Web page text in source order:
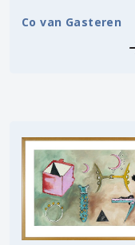
Co van Gasteren